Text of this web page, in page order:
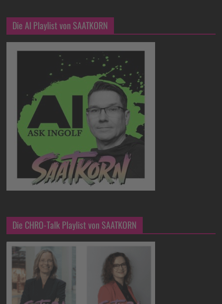
Die AI Playlist von SAATKORN
Die CHRO-Talk Playlist von SAATKORN